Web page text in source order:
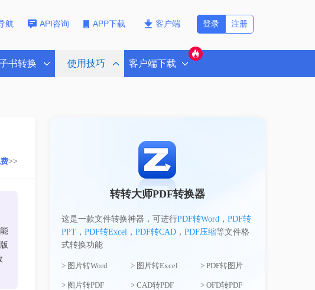
航 API咨询 APP下载 客户端 注册
登录
书转换 使用技巧 客户端下载
>>
转转大师PDF转换器
这是一款文件转换神器，可进行PDF转Word， PDF转
PPT， PDF转Excel， PDF转CAD， PDF压缩等文件格
式转换功能
> 图片转Word > 图片转Excel > PDF转图片
> 图片转PDF > CAD转PDF > OFD转PDF